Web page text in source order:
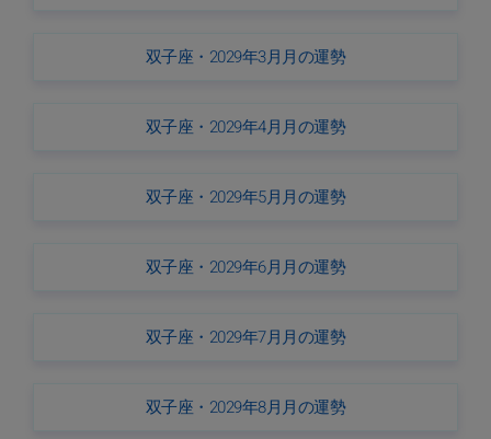
双子座・2029年3月月の運勢
双子座・2029年4月月の運勢
双子座・2029年5月月の運勢
双子座・2029年6月月の運勢
双子座・2029年7月月の運勢
双子座・2029年8月月の運勢